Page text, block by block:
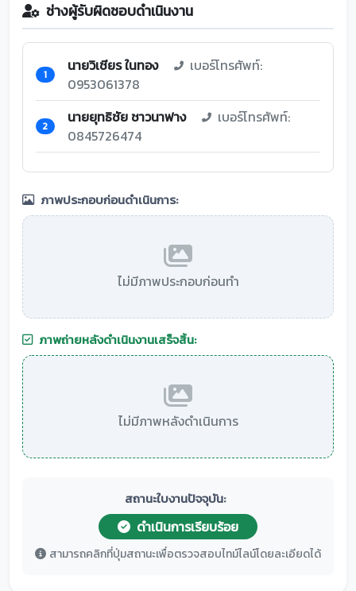
ช่างผู้รับผิดชอบดำเนินงาน
1 นายวิเชียร ในทอง
เบอร์โทรศัพท์:
0953061378
2 นายยุทธิชัย ชาวนาฟาง
เบอร์โทรศัพท์:
0845726474
ภาพประกอบก่อนดำเนินการ:
ไม่มีภาพประกอบก่อนทำ
ภาพถ่ายหลังดำเนินงานเสร็จสิ้น:
ไม่มีภาพหลังดำเนินการ
สถานะใบงานปัจจุบัน:
ดำเนินการเรียบร้อย
สามารถคลิกที่ปุ่มสถานะเพื่อตรวจสอบไทม์ไลน์โดยละเอียดได้